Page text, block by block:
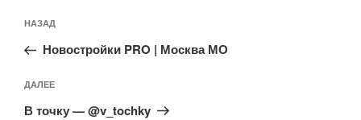
по
записям
Предыдущая
запись:
НАЗАД
Новостройки PRO | Москва МО
Следующая
запись
ДАЛЕЕ
В точку — @v_tochky